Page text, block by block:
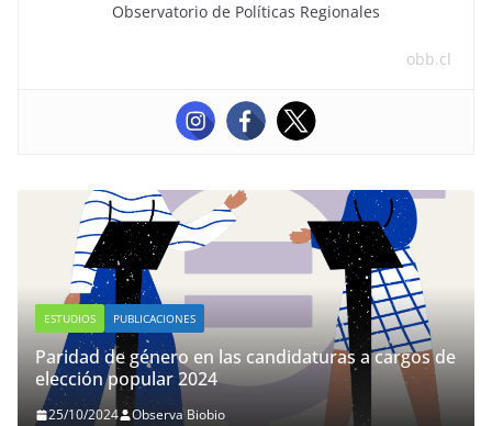
Observatorio de Políticas Regionales
obb.cl
ESTUDIOS PUBLICACIONES
Paridad de género en las candidaturas a cargos de
elección popular 2024
25/10/2024 Observa Biobio